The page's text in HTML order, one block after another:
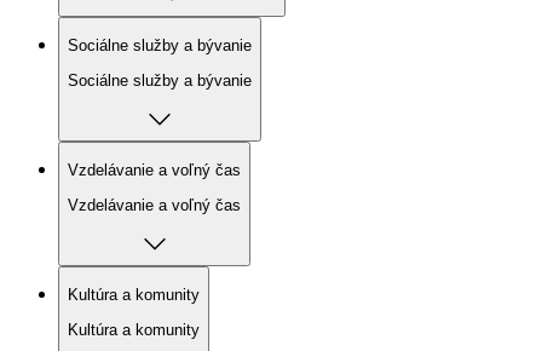
Sociálne služby a bývanie
Sociálne služby a bývanie
Vzdelávanie a voľný čas
Vzdelávanie a voľný čas
Kultúra a komunity
Kultúra a komunity